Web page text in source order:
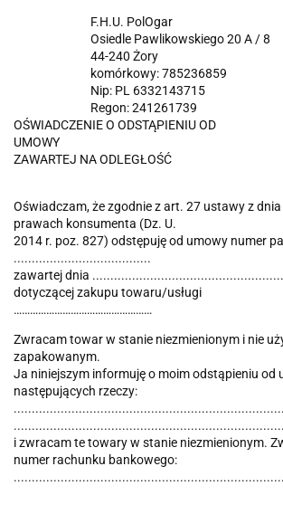
F.H.U. PolOgar
Osiedle Pawlikowskiego 20 A / 8
44-240 Żory
komórkowy: 785236859
Nip: PL 6332143715
Regon: 241261739
OŚWIADCZENIE O ODSTĄPIENIU OD
UMOWY
ZAWARTEJ NA ODLEGŁOŚĆ
Oświadczam, że zgodnie z art. 27 ustawy z
prawach konsumenta (Dz. U.
2014 r. poz. 827) odstępuję od umowy numer
......................................
zawartej dnia
dotyczącej zakupu towaru/usługi
……………………………………………
Zwracam towar w stanie niezmienionym i nie
zapakowanym.
Ja niniejszym informuję o moim odstąpieniu od
następujących rzeczy:
i zwracam te towary w stanie niezmienionym.
numer rachunku bankowego: